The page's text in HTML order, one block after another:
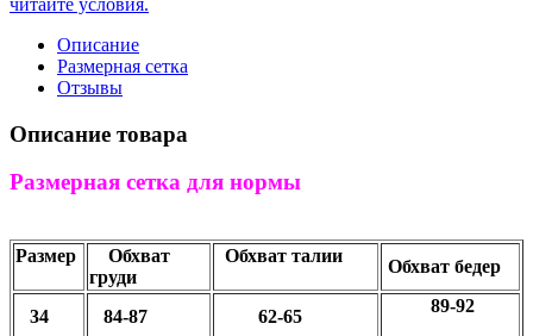
Описание
Размерная сетка
Отзывы
Описание товара
Размерная сетка для нормы
Размер
Обхват
груди
Обхват талии
Обхват бедер
34 84-87 62-65
89-92